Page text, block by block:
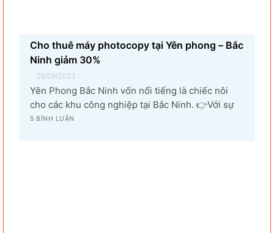
Cho thuê máy photocopy tại Yên phong – Bắc
Ninh giảm 30%
29/09/2023
Yên Phong Bắc Ninh vốn nổi tiếng là chiếc nôi
cho các khu công nghiệp tại Bắc Ninh. 👉Với sự
góp mặt của tập đoàn SamSung đầu tư cho hạng
5 BÌNH LUẬN